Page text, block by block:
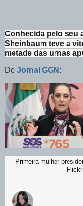
Conhecida pelo seu
Sheinbaum teve a
metade das urnas
Do Jornal GGN :
Primeira mulher